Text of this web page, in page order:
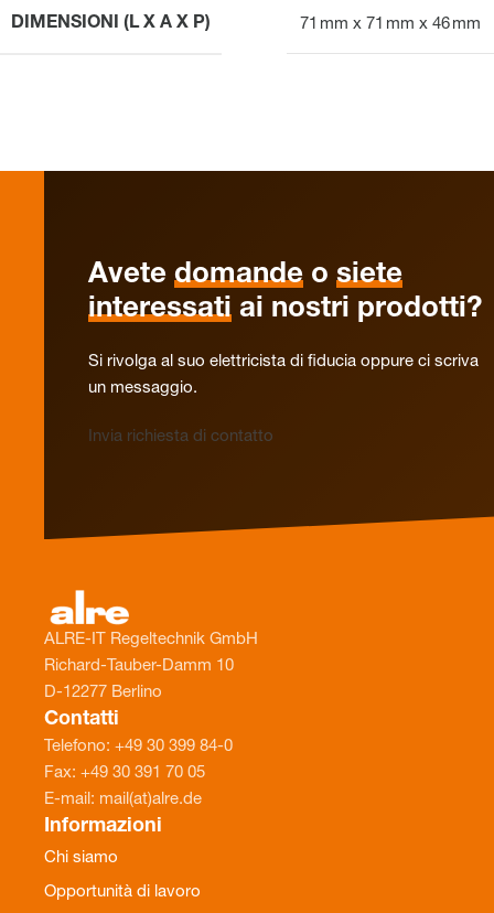
DIMENSIONI (L X A X P) 71 mm x 71 mm x 46 mm
Avete domande o siete
interessati ai nostri prodotti?
Si rivolga al suo elettricista di fiducia oppure ci scriva
un messaggio.
Invia richiesta di contatto
ALRE-IT Regeltechnik GmbH
Richard-Tauber-Damm 10
D-12277 Berlino
Contatti
Telefono: +49 30 399 84-0
Fax: +49 30 391 70 05
E-mail: mail(at)alre.de
Informazioni
Chi siamo
Opportunità di lavoro